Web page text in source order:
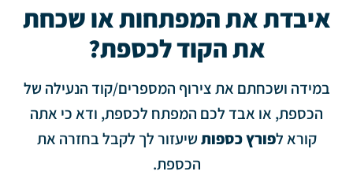
איבדת את המפתחות או שכחת
את הקוד לכספת?
במידה ושכחתם את צירוף המספרים/קוד הנעילה של
הכספת, או אבד לכם המפתח לכספת, ודא כי אתה
קורא לפורץ כספותשיעזור לך לקבל בחזרה את
הכספת.